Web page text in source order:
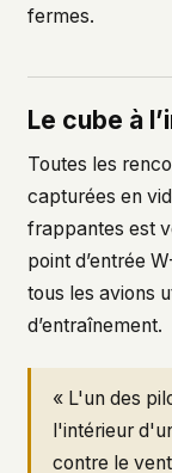
fermes.
Le cube à
Toutes les
capturées en
frappantes est
point d’entrée
tous les avions
d’entraînement.
« L'un des
l'intérieur
contre le